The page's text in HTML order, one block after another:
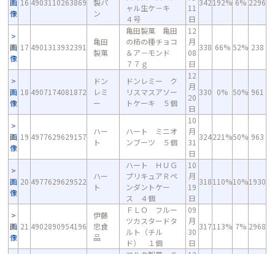
画
像
16 4903110263869
製パ
ン
ャル生ケ－キ
４号
11
日
342192% 6% 2296
画
像
17 4901313932391
亀田
製菓
亀田製菓 亀田
の柿の種チョコ
＆ア－モンド
７７ｇ
12
月
08
日
338 66% 52% 238
画
像
18 4907174081872
ドン
レミ
ー
ドンレミー ク
リスマスアソー
トケーキ ５個
12
月
20
日
330 0% 50% 961
画
像
19 4977629629157
ハー
ト
ハート ミニオ
ンブーツ ５個
10
月
31
日
324221%50% 963
画
像
20 4977629629522
ハー
ト
ハート ＨＵＧ
プリキュアＲペ
ンダントケー
ス ４個
10
月
19
日
318110%10%1930
画
像
21 4902890954196
伊藤
忠食
品
ＦＬＯ フルー
ツカスタードタ
ルト（チル
ド） １個
09
月
30
日
317113% 7% 2968